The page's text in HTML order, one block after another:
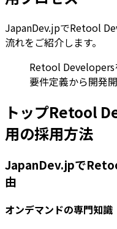
JapanDev.jpでRetool
流れをご紹介します。
Retool
要件定義から開発
トップRetool
用の採用方法
JapanDev.jpで
由
オンデマンドの専門知識